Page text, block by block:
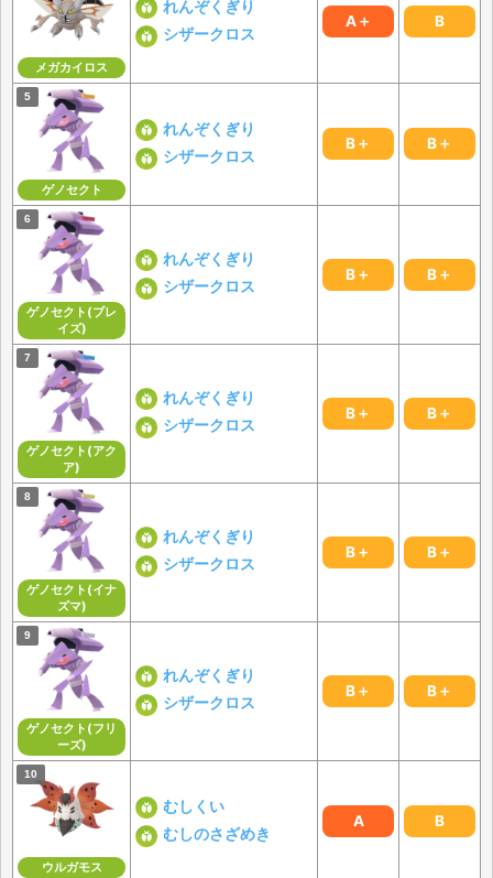
メガカイロス
れんぞくぎり
シザークロス
A＋ B
ゲノセクト
れんぞくぎり
シザークロス
B＋ B＋
ゲノセクト(ブレ
イズ)
れんぞくぎり
シザークロス
B＋ B＋
ゲノセクト(アク
ア)
れんぞくぎり
シザークロス
B＋ B＋
ゲノセクト(イナ
ズマ)
れんぞくぎり
シザークロス
B＋ B＋
ゲノセクト(フリ
ーズ)
れんぞくぎり
シザークロス
B＋ B＋
ウルガモス
むしくい
むしのさざめき
A B